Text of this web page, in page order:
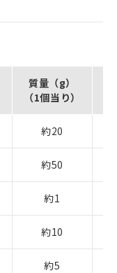
質量（g）
（1個当り）
約20
約50
約1
約10
約5